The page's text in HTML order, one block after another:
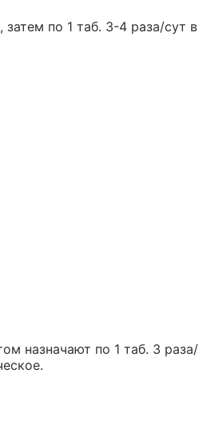
затем по 1 таб. 3-4 раза/сут в
назначают по 1 таб. 3 раза/